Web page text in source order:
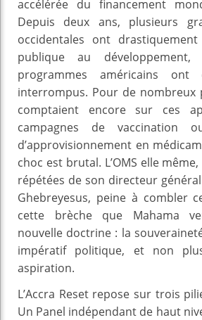
accélérée du financement
Depuis deux ans, plusieurs
occidentales ont
publique au
programmes américains ont
interrompus. Pour de nombreux
comptaient encore sur ces
campagnes de vaccination
d’approvisionnement en
choc est brutal. L’OMS elle
répétées de son directeur
Ghebreyesus, peine à combler
cette brèche que Mahama
nouvelle doctrine : la
impératif politique, et non
aspiration.
L’Accra Reset repose sur trois
Un Panel indépendant de haut